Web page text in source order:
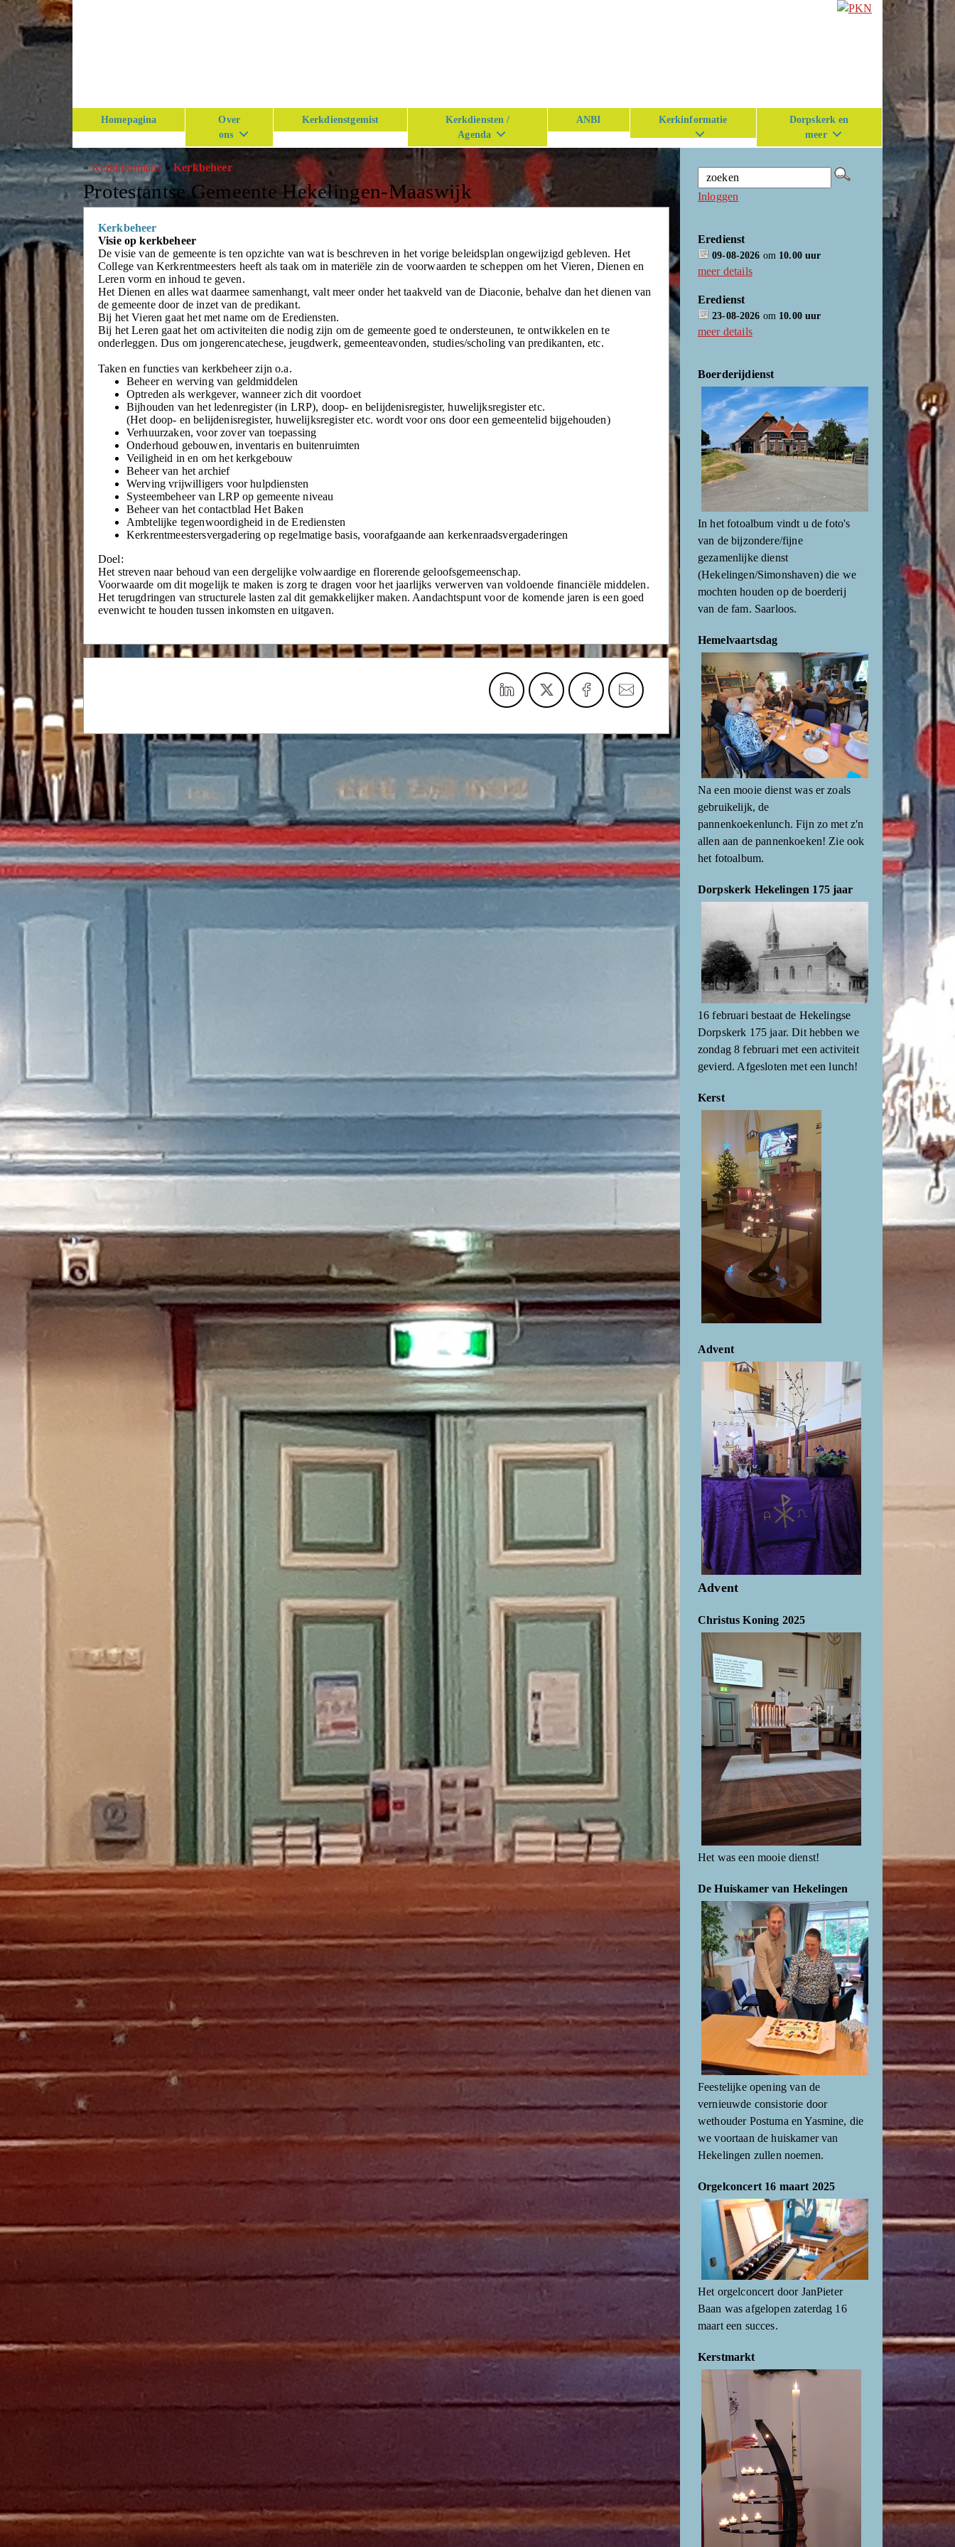
Homepagina
Over
ons
Kerkdienstgemist
Kerkdiensten /
Agenda
ANBI Kerkinformatie
Dorpskerk en
meer
»Kerkinformatie »Kerkbeheer
Protestantse Gemeente Hekelingen-Maaswijk
Kerkbeheer
Visie op kerkbeheer
De visie van de gemeente is ten opzichte van wat is beschreven in het vorige beleidsplan ongewijzigd gebleven. Het
College van Kerkrentmeesters heeft als taak om in materiële zin de voorwaarden te scheppen om het Vieren, Dienen en
Leren vorm en inhoud te geven.
Het Dienen en alles wat daarmee samenhangt, valt meer onder het taakveld van de Diaconie, behalve dan het dienen van
de gemeente door de inzet van de predikant.
Bij het Vieren gaat het met name om de Erediensten.
Bij het Leren gaat het om activiteiten die nodig zijn om de gemeente goed te ondersteunen, te ontwikkelen en te
onderleggen. Dus om jongerencatechese, jeugdwerk, gemeenteavonden, studies/scholing van predikanten, etc.
Taken en functies van kerkbeheer zijn o.a.
Beheer en werving van geldmiddelen
Optreden als werkgever, wanneer zich dit voordoet
Bijhouden van het ledenregister (in LRP), doop- en belijdenisregister, huwelijksregister etc.
(Het doop- en belijdenisregister, huwelijksregister etc. wordt voor ons door een gemeentelid bijgehouden)
Verhuurzaken, voor zover van toepassing
Onderhoud gebouwen, inventaris en buitenruimten
Veiligheid in en om het kerkgebouw
Beheer van het archief
Werving vrijwilligers voor hulpdiensten
Systeembeheer van LRP op gemeente niveau
Beheer van het contactblad Het Baken
Ambtelijke tegenwoordigheid in de Erediensten
Kerkrentmeestersvergadering op regelmatige basis, voorafgaande aan kerkenraadsvergaderingen
Doel:
Het streven naar behoud van een dergelijke volwaardige en florerende geloofsgemeenschap.
Voorwaarde om dit mogelijk te maken is zorg te dragen voor het jaarlijks verwerven van voldoende financiële middelen.
Het terugdringen van structurele lasten zal dit gemakkelijker maken. Aandachtspunt voor de komende jaren is een goed
evenwicht te houden tussen inkomsten en uitgaven.
Inloggen
Eredienst
09-08-2026 om 10.00 uur
meer details
Eredienst
23-08-2026 om 10.00 uur
meer details
Boerderijdienst
In het fotoalbum vindt u de foto's
van de bijzondere/fijne
gezamenlijke dienst
(Hekelingen/Simonshaven) die we
mochten houden op de boerderij
van de fam. Saarloos.
Hemelvaartsdag
Na een mooie dienst was er zoals
gebruikelijk, de
pannenkoekenlunch. Fijn zo met z'n
allen aan de pannenkoeken! Zie ook
het fotoalbum.
Dorpskerk Hekelingen 175 jaar
16 februari bestaat de Hekelingse
Dorpskerk 175 jaar. Dit hebben we
zondag 8 februari met een activiteit
gevierd. Afgesloten met een lunch!
Kerst
Advent
Advent
Christus Koning 2025
Het was een mooie dienst!
De Huiskamer van Hekelingen
Feestelijke opening van de
vernieuwde consistorie door
wethouder Postuma en Yasmine, die
we voortaan de huiskamer van
Hekelingen zullen noemen.
Orgelconcert 16 maart 2025
Het orgelconcert door JanPieter
Baan was afgelopen zaterdag 16
maart een succes.
Kerstmarkt